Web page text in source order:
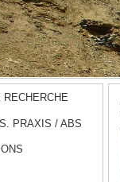
RECHERCHE
PRAXIS / ABS